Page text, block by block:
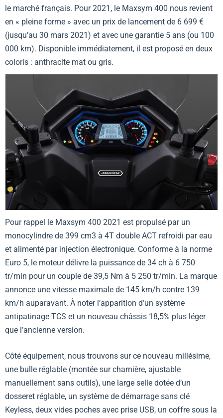
le marché français. Pour 2021, le Maxsym 400 nous revient
en « pleine forme » avec un prix de lancement de 6 699 €
(jusqu’au 30 mars 2021) et avec une garantie 5 ans (ou 100
000 km). Disponible immédiatement, il est proposé en deux
coloris : anthracite mat ou gris.
Pour rappel le Maxsym 400 2021 est propulsé par un
monocylindre de 399 cm3 à 4T double ACT refroidi par eau
et alimenté par injection électronique. Conforme à la norme
Euro 5, le moteur délivre la puissance de 34 ch à 6 750
tr/min pour un couple de 39,5 Nm à 5 250 tr/min. La marque
annonce une vitesse maximale de 145 km/h contre 139
km/h auparavant. À noter l’apparition d’un système
antipatinage TCS et un nouveau châssis 18,5% plus léger
que l’ancienne version.
Côté équipement, nous trouvons sur ce nouveau millésime,
une bulle réglable (montée sur charnière, ajustable
manuellement sans outils), une large selle dotée d’un
dosseret réglable, un système de démarrage sans clé
Keyless, deux vides poches avec prise USB, un coffre sous la